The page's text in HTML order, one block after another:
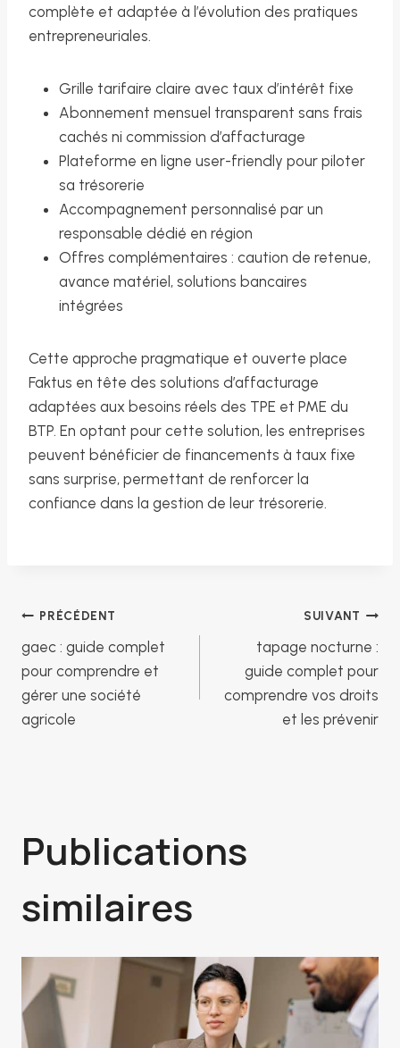
complète et adaptée à l’évolution des pratiques
entrepreneuriales.
Grille tarifaire claire avec taux d’intérêt fixe
Abonnement mensuel transparent sans frais
cachés ni commission d’affacturage
Plateforme en ligne user-friendly pour piloter
sa trésorerie
Accompagnement personnalisé par un
responsable dédié en région
Offres complémentaires : caution de retenue,
avance matériel, solutions bancaires
intégrées
Cette approche pragmatique et ouverte place
Faktus en tête des solutions d’affacturage
adaptées aux besoins réels des TPE et PME du
BTP. En optant pour cette solution, les entreprises
peuvent bénéficier de financements à taux fixe
sans surprise, permettant de renforcer la
confiance dans la gestion de leur trésorerie.
Navigation
de
l’article
PRÉCÉDENT
gaec : guide complet
pour comprendre et
gérer une société
agricole
SUIVANT
tapage nocturne :
guide complet pour
comprendre vos droits
et les prévenir
Publications
similaires